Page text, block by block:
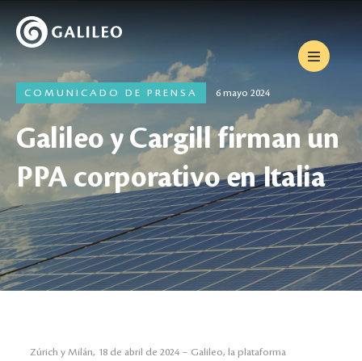
COMUNICADO DE PRENSA 6 mayo 2024
Galileo y Cargill firman un
PPA corporativo en Italia
Zúrich y Milán, 18 de abril de 2024 – Galileo, la plataforma